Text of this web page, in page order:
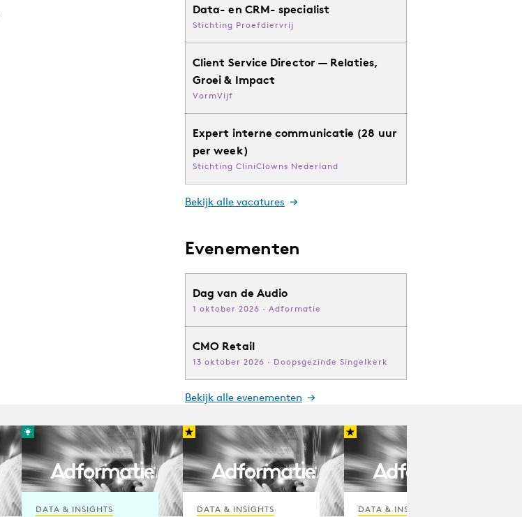
Data- en CRM- specialist
Stichting Proefdiervrij
Client Service Director — Relaties,
Groei & Impact
VormVijf
Expert interne communicatie (28 uur
per week)
Stichting CliniClowns Nederland
Bekijk alle vacatures
Evenementen
Dag van de Audio
1 oktober 2026 · Adformatie
CMO Retail
13 oktober 2026 · Doopsgezinde Singelkerk
Bekijk alle evenementen
DATA & INSIGHTS DATA & INSIGHTS DATA & INSIGHTS